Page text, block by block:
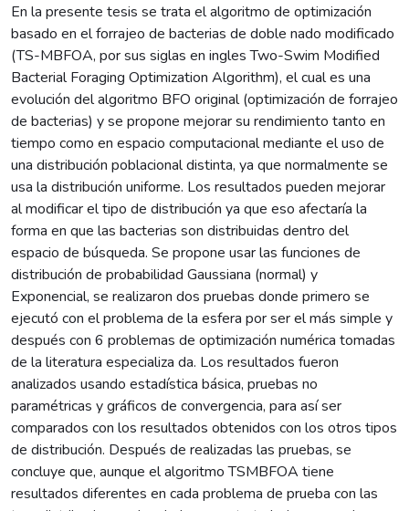
En la presente tesis se trata el algoritmo de optimización
basado en el forrajeo de bacterias de doble nado modificado
(TS-MBFOA, por sus siglas en ingles Two-Swim Modified
Bacterial Foraging Optimization Algorithm), el cual es una
evolución del algoritmo BFO original (optimización de forrajeo
de bacterias) y se propone mejorar su rendimiento tanto en
tiempo como en espacio computacional mediante el uso de
una distribución poblacional distinta, ya que normalmente se
usa la distribución uniforme. Los resultados pueden mejorar
al modificar el tipo de distribución ya que eso afectaría la
forma en que las bacterias son distribuidas dentro del
espacio de búsqueda. Se propone usar las funciones de
distribución de probabilidad Gaussiana (normal) y
Exponencial, se realizaron dos pruebas donde primero se
ejecutó con el problema de la esfera por ser el más simple y
después con 6 problemas de optimización numérica tomadas
de la literatura especializa da. Los resultados fueron
analizados usando estadística básica, pruebas no
paramétricas y gráficos de convergencia, para así ser
comparados con los resultados obtenidos con los otros tipos
de distribución. Después de realizadas las pruebas, se
concluye que, aunque el algoritmo TSMBFOA tiene
resultados diferentes en cada problema de prueba con las